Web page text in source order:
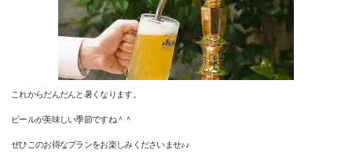
これからだんだんと暑くなります。
ビールが美味しい季節ですね＾＾
ぜひこのお得なプランをお楽しみくださいませ♪♪